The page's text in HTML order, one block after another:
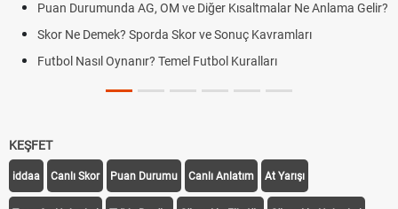
Puan Durumunda AG, OM ve Diğer Kısaltmalar Ne Anlama Gelir?
Skor Ne Demek? Sporda Skor ve Sonuç Kavramları
Futbol Nasıl Oynanır? Temel Futbol Kuralları
KEŞFET
iddaa Canlı Skor Puan Durumu Canlı Anlatım At Yarışı